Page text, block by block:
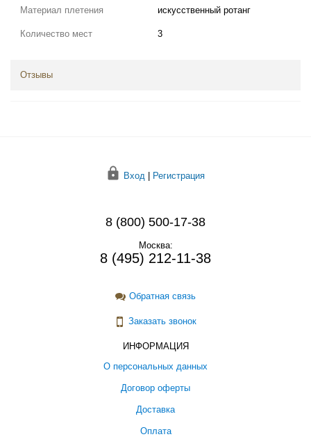
Материал плетения искусственный ротанг
Количество мест 3
Отзывы
Вход | Регистрация
8 (800) 500-17-38
Москва:
8 (495) 212-11-38
Обратная связь
Заказать звонок
ИНФОРМАЦИЯ
О персональных данных
Договор оферты
Доставка
Оплата